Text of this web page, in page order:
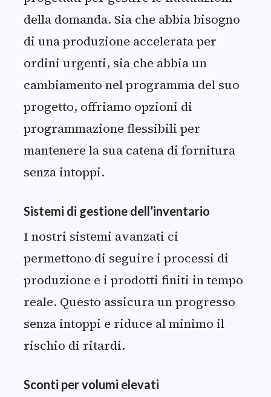
della domanda. Sia che abbia bisogno
di una produzione accelerata per
ordini urgenti, sia che abbia un
cambiamento nel programma del suo
progetto, offriamo opzioni di
programmazione flessibili per
mantenere la sua catena di fornitura
senza intoppi.
Sistemi di gestione dell’inventario
I nostri sistemi avanzati ci
permettono di seguire i processi di
produzione e i prodotti finiti in tempo
reale. Questo assicura un progresso
senza intoppi e riduce al minimo il
rischio di ritardi.
Sconti per volumi elevati